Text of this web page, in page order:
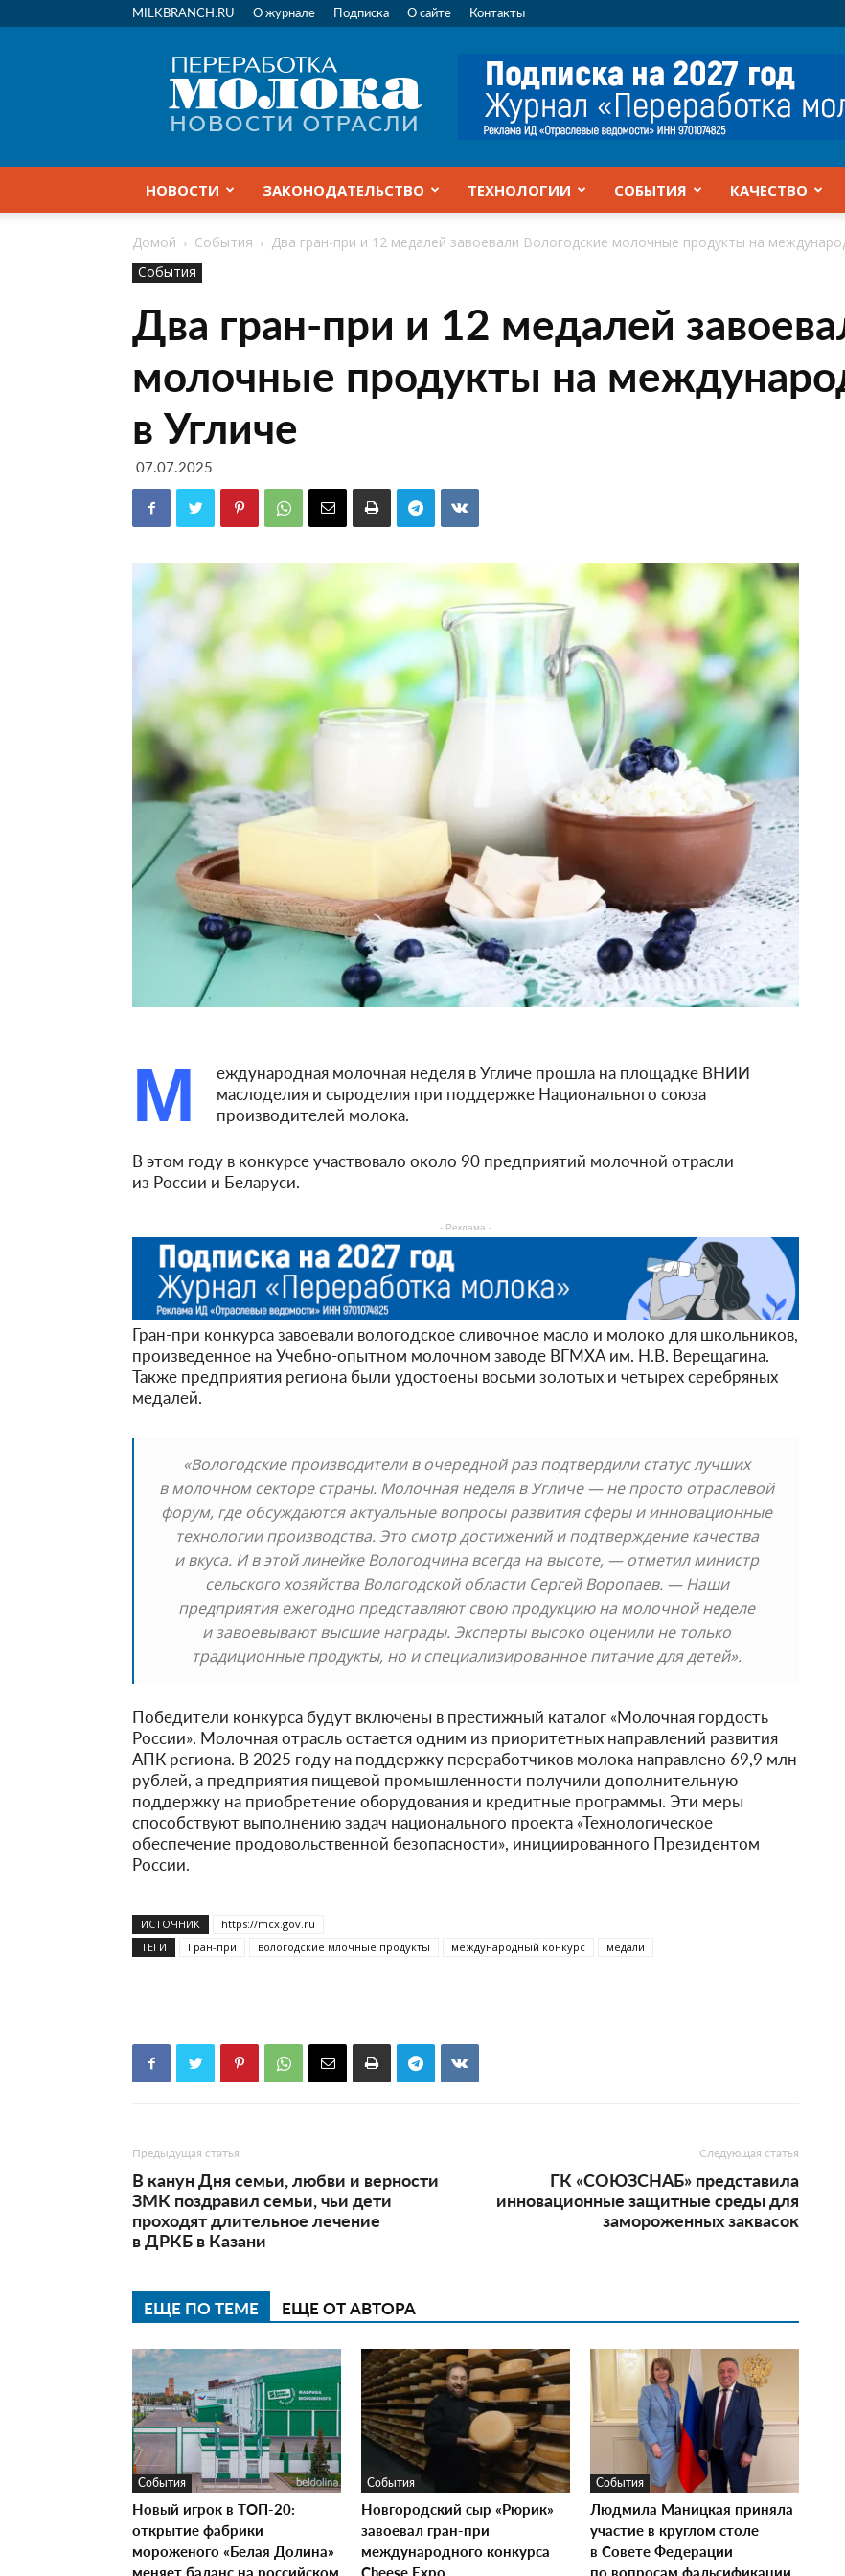
MILKBRANCH.RU О журнале Подписка О сайте Контакты
Переработка
молока
|
Новости
НОВОСТИ ЗАКОНОДАТЕЛЬСТВО ТЕХНОЛОГИИ СОБЫТИЯ КАЧЕСТВО
Домой События
Два гран-при и 12 медалей завоевали Вологодские молочные продукты на
События
Два гран-при и 12 медалей
молочные продукты на
в Угличе
07.07.2025
М
еждународная молочная неделя в Угличе прошла на площадке ВНИИ
маслоделия и сыроделия при поддержке Национального союза
производителей молока.
В этом году в конкурсе участвовало около 90 предприятий молочной отрасли
из России и Беларуси.
- Реклама -
Гран-при конкурса завоевали вологодское сливочное масло и молоко для школьников,
произведенное на Учебно-опытном молочном заводе ВГМХА им. Н.В. Верещагина.
Также предприятия региона были удостоены восьми золотых и четырех серебряных
медалей.
«Вологодские производители в очередной раз подтвердили статус лучших
в молочном секторе страны. Молочная неделя в Угличе — не просто отраслевой
форум, где обсуждаются актуальные вопросы развития сферы и инновационные
технологии производства. Это смотр достижений и подтверждение качества
и вкуса. И в этой линейке Вологодчина всегда на высоте, — отметил министр
сельского хозяйства Вологодской области Сергей Воропаев. — Наши
предприятия ежегодно представляют свою продукцию на молочной неделе
и завоевывают высшие награды. Эксперты высоко оценили не только
традиционные продукты, но и специализированное питание для детей».
Победители конкурса будут включены в престижный каталог «Молочная гордость
России». Молочная отрасль остается одним из приоритетных направлений развития
АПК региона. В 2025 году на поддержку переработчиков молока направлено 69,9 млн
рублей, а предприятия пищевой промышленности получили дополнительную
поддержку на приобретение оборудования и кредитные программы. Эти меры
способствуют выполнению задач национального проекта «Технологическое
обеспечение продовольственной безопасности», инициированного Президентом
России.
ИСТОЧНИК
https://mcx.gov.ru
ТЕГИ
Гран-при вологодские млочные продукты международный конкурс медали
Предыдущая статья
В канун Дня семьи, любви и верности
ЗМК поздравил семьи, чьи дети
проходят длительное лечение
в ДРКБ в Казани
Следующая статья
ГК «СОЮЗСНАБ» представила
инновационные защитные среды для
замороженных заквасок
ЕЩЕ ПО ТЕМЕ ЕЩЕ ОТ АВТОРА
События
Новый игрок в ТОП-20:
открытие фабрики
мороженого «Белая Долина»
меняет баланс на российском
События
Новгородский сыр «Рюрик»
завоевал гран-при
международного конкурса
Cheese Expo
События
Людмила Маницкая приняла
участие в круглом столе
в Совете Федерации
по вопросам фальсификации